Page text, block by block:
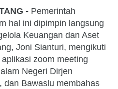
- Pemerintah
hal ini dipimpin langsung
Keuangan dan Aset
Joni Sianturi, mengikuti
zoom meeting
Negeri Dirjen
dan Bawaslu membahas